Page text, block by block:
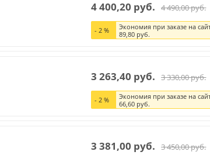
4 400,20 руб. 4 490,00 руб.
- 2%
Экономия при заказе на
89,80 руб.
3 263,40 руб. 3 330,00 руб.
- 2%
Экономия при заказе на
66,60 руб.
3 381,00 руб. 3 450,00 руб.